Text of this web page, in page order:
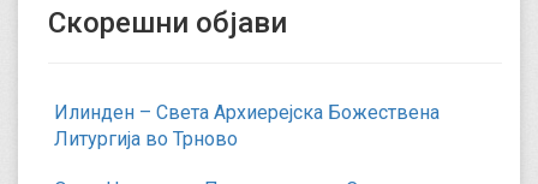
Скорешни објави
Илинден – Света Архиерејска Божествена
Литургија во Трново